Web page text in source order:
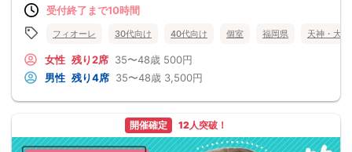
受付終了まで10時間
フィオーレ 30代向け 40代向け 個室 福岡県 天神・大名
女性 残り2席 35〜48歳 500円
男性 残り4席 35〜48歳 3,500円
開催確定 12人突破！